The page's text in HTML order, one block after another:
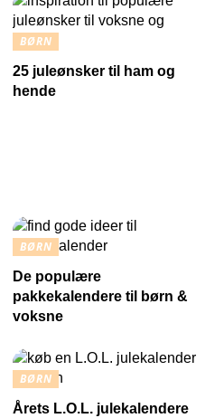
BØRN
25 juleønsker til ham og
hende
BØRN
De populære
pakkekalendere til børn &
voksne
BØRN
Årets L.O.L. julekalendere